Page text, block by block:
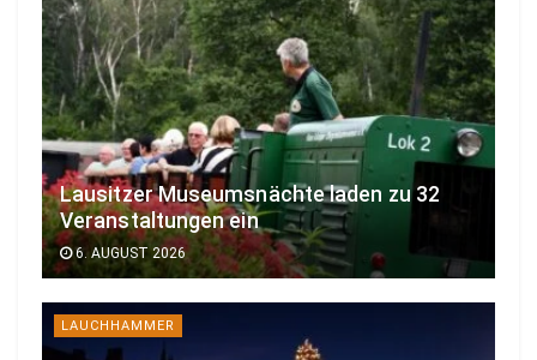
Lausitzer Museumsnächte laden zu 32
Veranstaltungen ein
6. AUGUST 2026
LAUCHHAMMER